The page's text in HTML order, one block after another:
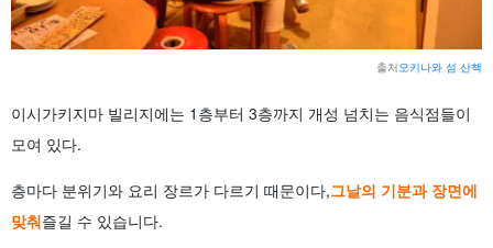
출처오키나와 섬 산책
이시가키지마 빌리지에는 1층부터 3층까지 개성 넘치는 음식점들이
모여 있다.
층마다 분위기와 요리 장르가 다르기 때문이다,그날의 기분과 장면에
맞춰즐길 수 있습니다.